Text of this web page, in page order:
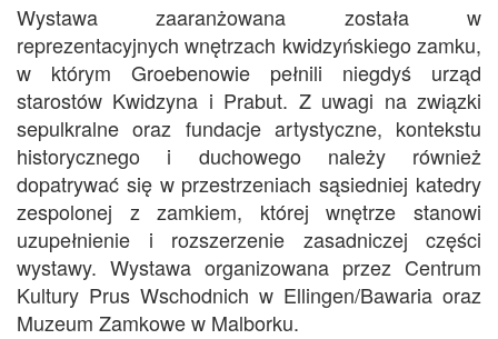
Wystawa zaaranżowana została w
reprezentacyjnych wnętrzach kwidzyńskiego zamku,
w którym Groebenowie pełnili niegdyś urząd
starostów Kwidzyna i Prabut. Z uwagi na związki
sepulkralne oraz fundacje artystyczne, kontekstu
historycznego i duchowego należy również
dopatrywać się w przestrzeniach sąsiedniej katedry
zespolonej z zamkiem, której wnętrze stanowi
uzupełnienie i rozszerzenie zasadniczej części
wystawy. Wystawa organizowana przez Centrum
Kultury Prus Wschodnich w Ellingen/Bawaria oraz
Muzeum Zamkowe w Malborku.